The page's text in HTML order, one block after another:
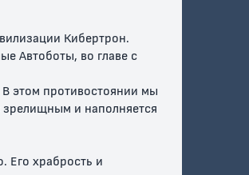
Кибертрон.
Автоботы, во главе с
этом противостоянии мы
зрелищным и наполняется
Его храбрость и